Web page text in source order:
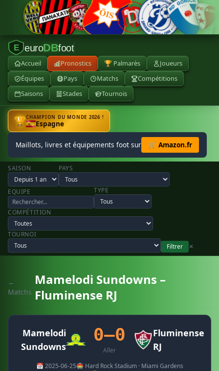
E euroDBfoot
Accueil Pronostics 🏆 Palmarès
Joueurs
Équipes
Pays Matchs
Compétitions
Saisons
Stades Tournois
🏆CHAMPION DU MONDE 2026 !
Espagne
Maillots, livres et équipements foot sur 🛒 Amazon.fr
SAISON PAYS
EQUIPE TYPE
COMPÉTITION
TOURNOI
Filtrer
✕
←
Matchs
Mamelodi Sundowns –
Fluminense RJ
Mamelodi
Sundowns
0–0
Aller
Fluminense
RJ
📅 2025-06-25🏟️ Hard Rock Stadium · Miami Gardens